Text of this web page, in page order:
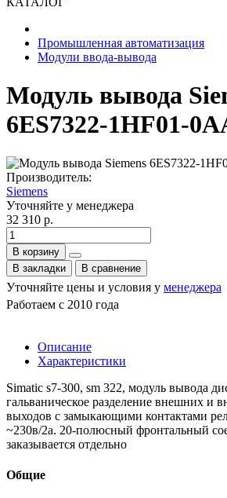
Промышленная автоматизация
Модули ввода-вывода
Модуль вывода
6ES7322-1HF01-
Производитель:
Siemens
Уточняйте у менеджера
32 310 р.
В корзину
В закладки
В сравнение
Уточняйте цены и условия у менеджера
Работаем с 2010 года
Описание
Характеристики
Simatic s7-300, sm 322, модуль вывода
гальваническое разделение внешних и
выходов с замыкающими контактами
~230в/2a. 20-полюсный фронтальный
заказывается отдельно
Общие